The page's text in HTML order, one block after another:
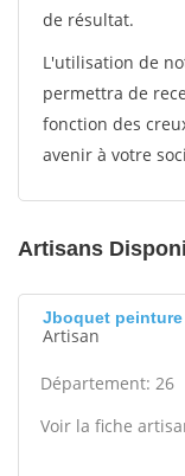
de résultat.
L'utilisation de
permettra de
fonction des
avenir à votre
Artisans
Jboquet peinture
Artisan
Département: 26
Voir la fiche